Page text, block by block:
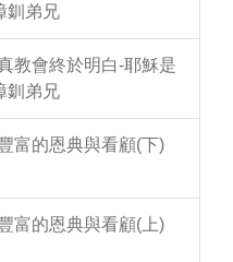
釧弟兄
教會終於明白-耶穌是
釧弟兄
富的恩典與看顧(下)
富的恩典與看顧(上)